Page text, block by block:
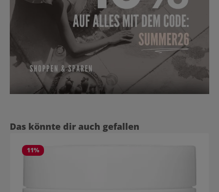
Produktgalerie überspringen
Das könnte dir auch gefallen
11%